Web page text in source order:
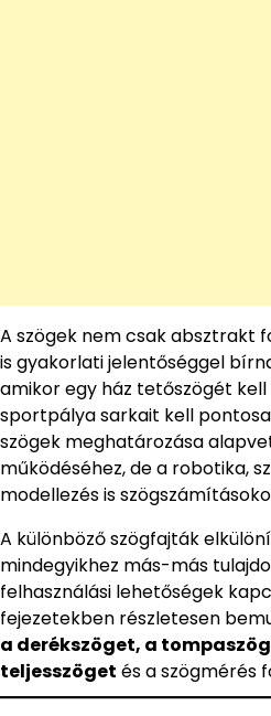
A szögek nem csak absztrakt
is gyakorlati jelentőséggel
amikor egy ház tetőszögét
sportpálya sarkait kell
szögek meghatározása
működéséhez, de a robotika,
modellezés is
A különböző szögfajták
mindegyikhez más-más
felhasználási lehetőségek
fejezetekben részletesen
a derékszöget, a
teljesszöget és a szögmérés